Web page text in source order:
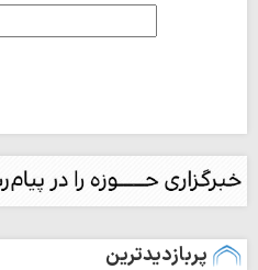
پربازدیدترین